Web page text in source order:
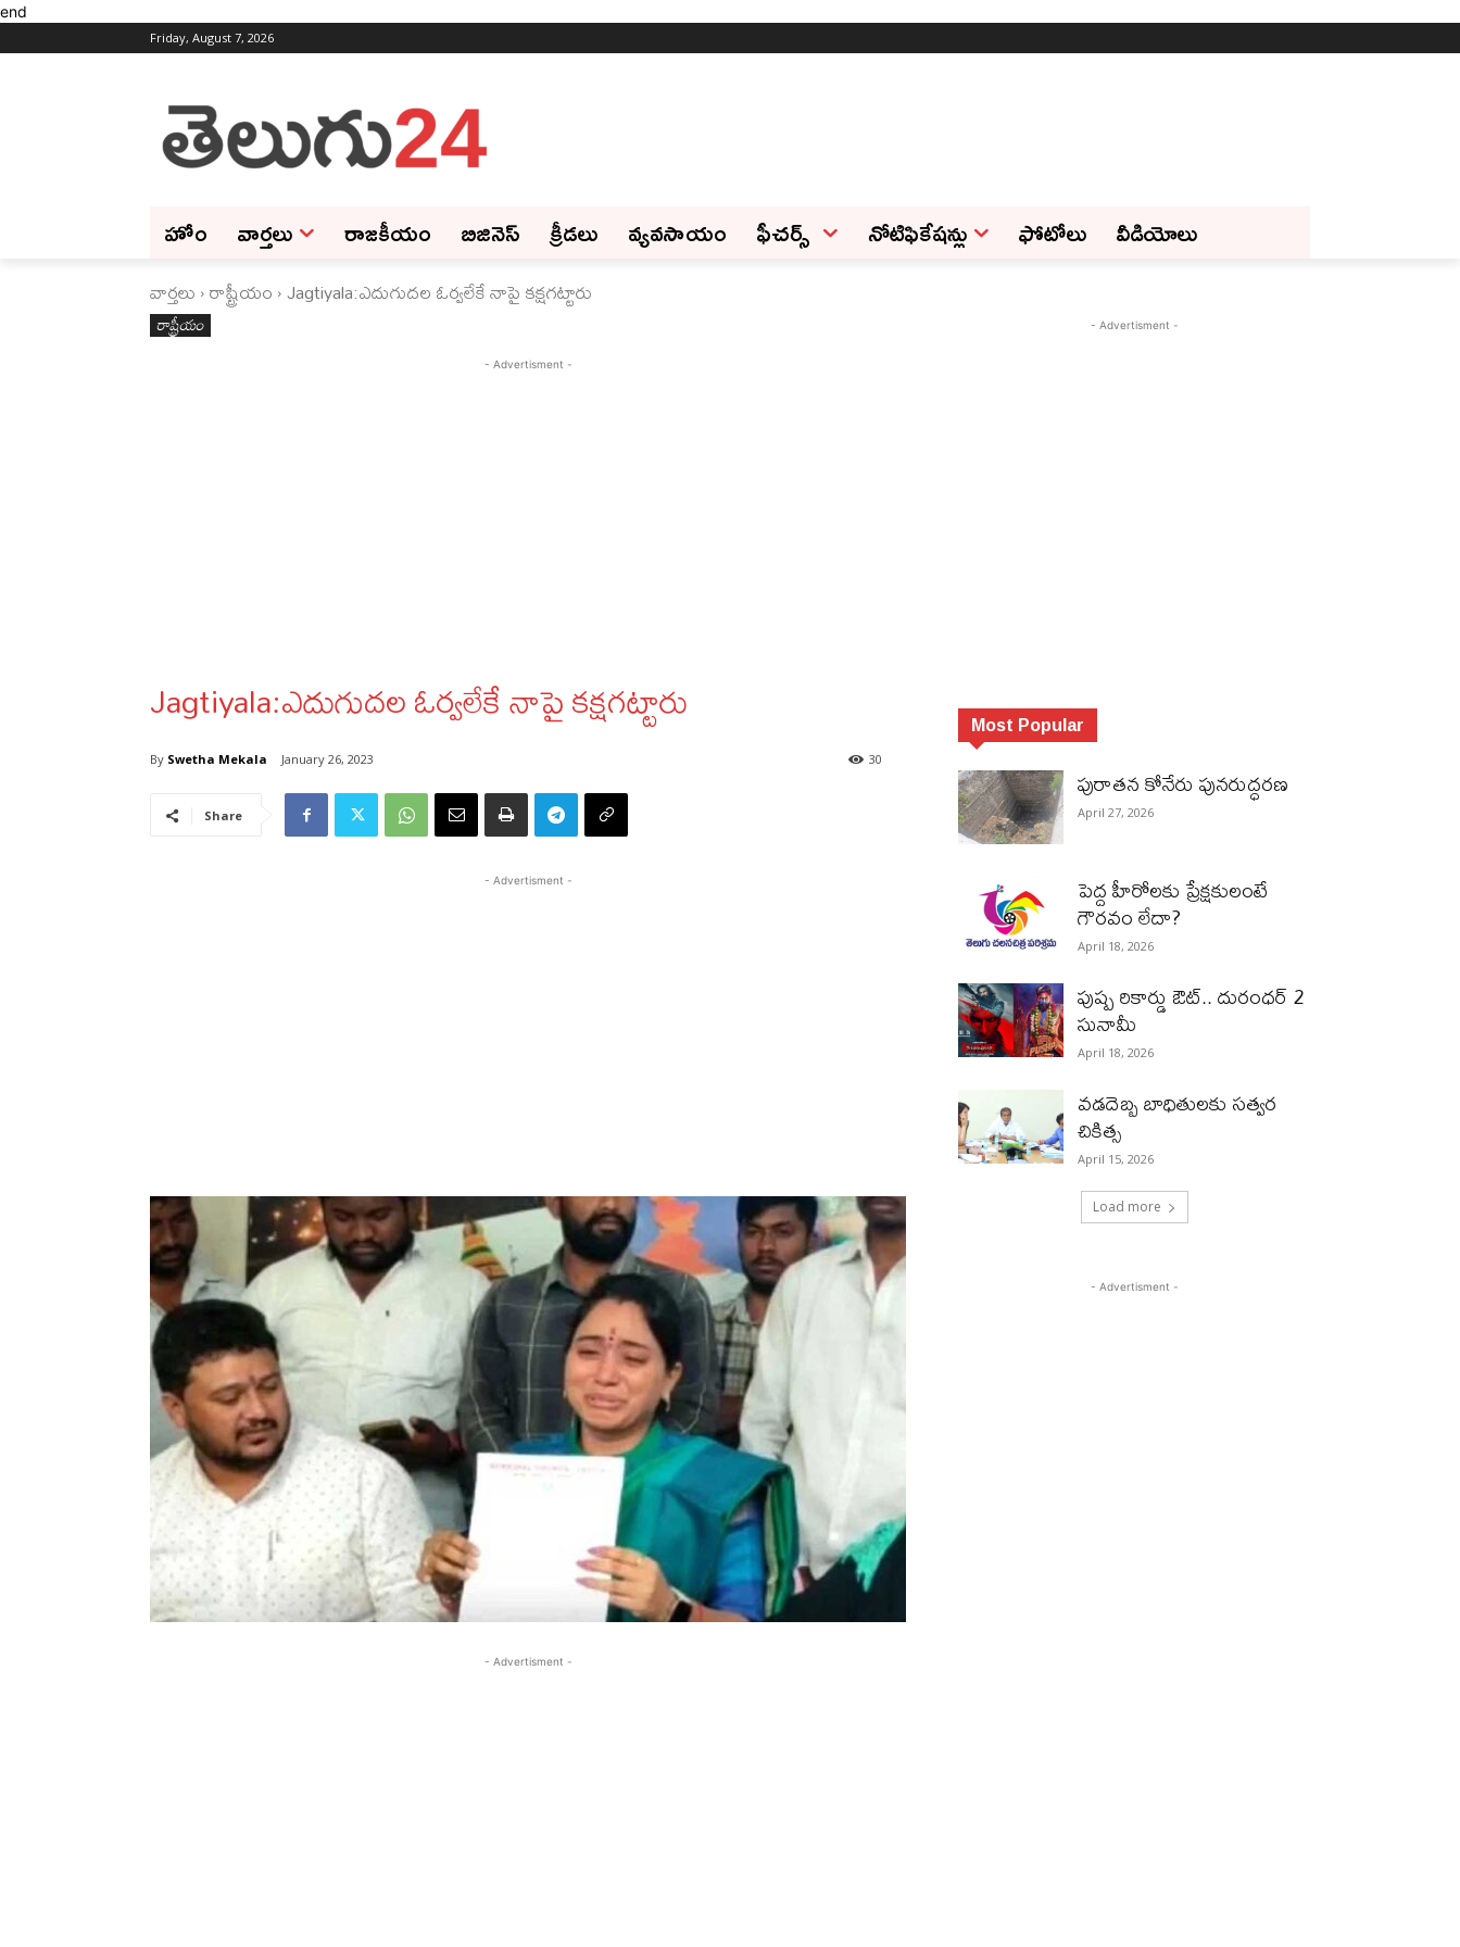
end
Friday, August 7, 2026
హోం వార్తలు రాజకీయం బిజినెస్‌ క్రీడలు వ్యవసాయం ఫీచ‌ర్స్ ‌ నోటిఫికేషన్లు ఫోటోలు వీడియోలు
వార్తలు రాష్ట్రీయం Jagtiyala:ఎదుగుదల ఓర్వలేకే నాపై కక్షగట్టారు
రాష్ట్రీయం
- Advertisment -
Jagtiyala:ఎదుగుదల ఓర్వలేకే నాపై కక్షగట్టారు
By Swetha Mekala January 26, 2023 30
Share
- Advertisment -
- Advertisment -
- Advertisment -
Most Popular
పురాత‌న కోనేరు పున‌రుద్ధ‌ర‌ణ
April 27, 2026
పెద్ద హీరోల‌కు ప్రేక్ష‌కులంటే
గౌర‌వం లేదా?
April 18, 2026
పుష్ప రికార్డు ఔట్‌.. దురంధ‌ర్ 2
సునామీ
April 18, 2026
వడదెబ్బ బాధితులకు సత్వర
చికిత్స
April 15, 2026
Load more
- Advertisment -